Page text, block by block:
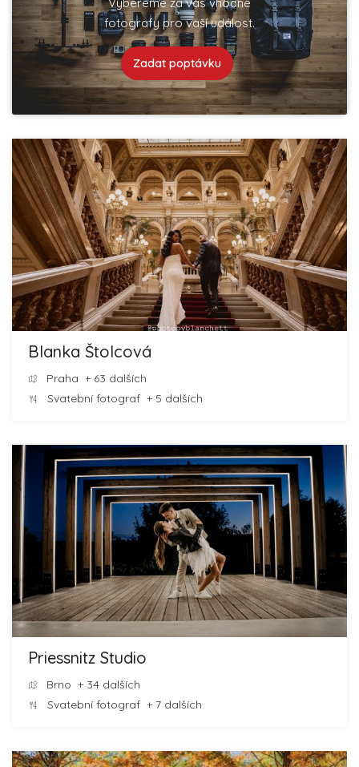
fotografy pro vaší událost.
Zadat poptávku
Blanka Štolcová
Praha + 63 dalších
Svatební fotograf + 5 dalších
Priessnitz Studio
Brno + 34 dalších
Svatební fotograf + 7 dalších